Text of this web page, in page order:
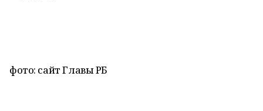
фото: сайт Главы РБ